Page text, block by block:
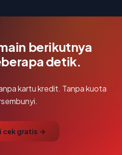
berikutnya
detik.
kartu kredit. Tanpa kuota
cek gratis →